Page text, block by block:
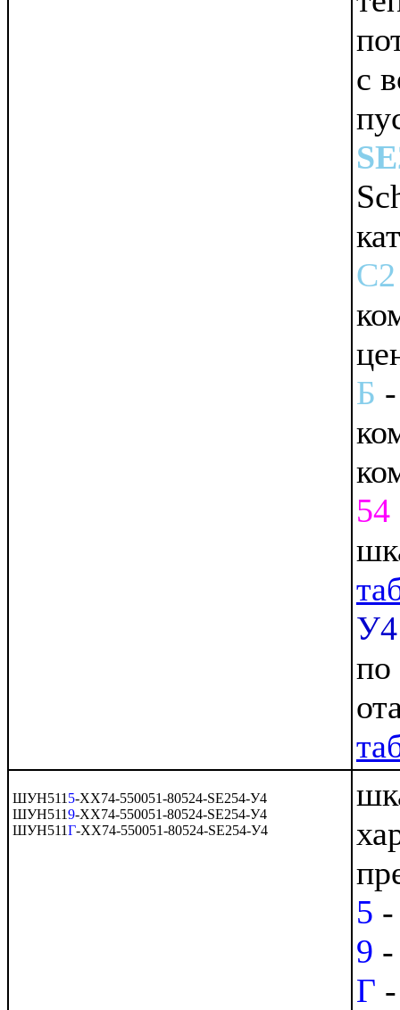
c
C2
Б
54
У4
по
ШУН511 5-ХХ74-550051-80524-SE254-У4
ШУН5119-ХХ74-550051-80524-SE254-У4
ШУН511Г-ХХ74-550051-80524-SE254-У4
5
9
Г